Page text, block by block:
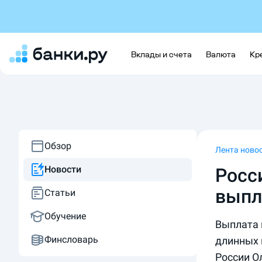
Вклады и счета Валюта
Обзор
Новости
Статьи
Обучение
Финсловарь
Лента
Выплата
длинных
России